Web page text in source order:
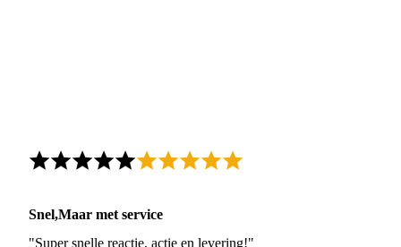
Snel,Maar met service
"Super snelle reactie, actie en levering!"